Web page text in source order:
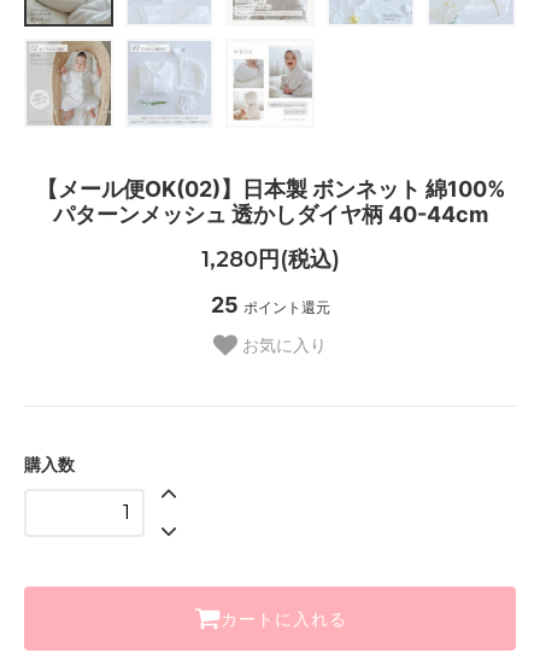
【メール便OK(02)】日本製 ボンネット 綿100%
パターンメッシュ 透かしダイヤ柄 40-44cm
1,280円(税込)
25 ポイント還元
お気に入り
購入数
カートに入れる